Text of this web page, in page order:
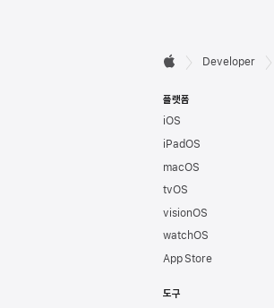
바닥글

Developer
플랫폼
iOS
iPadOS
macOS
tvOS
visionOS
watchOS
App Store
도구